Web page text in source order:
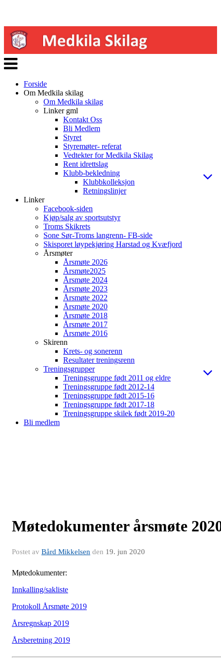
Veksle
navigasjon
Forside
Om Medkila skilag
Om Medkila skilag
Linker gml
Kontakt Oss
Bli Medlem
Styret
Styremøter- referat
Vedtekter for Medkila Skilag
Rent idrettslag
Klubb-bekledning
Klubbkolleksjon
Retningslinjer
Linker
Facebook-siden
Kjøp/salg av sportsutstyr
Troms Skikrets
Sone Sør-Troms langrenn- FB-side
Skisporet løypekjøring Harstad og Kvæfjord
Årsmøter
Årsmøte 2026
Årsmøte2025
Årsmøte 2024
Årsmøte 2023
Årsmøte 2022
Årsmøte 2020
Årsmøte 2018
Årsmøte 2017
Årsmøte 2016
Skirenn
Krets- og sonerenn
Resultater treningsrenn
Treningsgrupper
Treningsgruppe født 2011 og eldre
Treningsgruppe født 2012-14
Treningsgruppe født 2015-16
Treningsgruppe født 2017-18
Treningsgruppe skilek født 2019-20
Bli medlem
Møtedokumenter årsmøte
Postet av Bård Mikkelsen den 19. jun 2020
Møtedokumenter:
Innkalling/sakliste
Protokoll Årsmøte 2019
Årsregnskap 2019
Årsberetning 2019